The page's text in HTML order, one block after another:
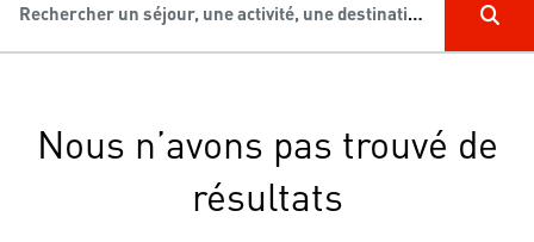
Rechercher un séjour, une activité, une destination...
Nous n’avons pas trouvé de
résultats